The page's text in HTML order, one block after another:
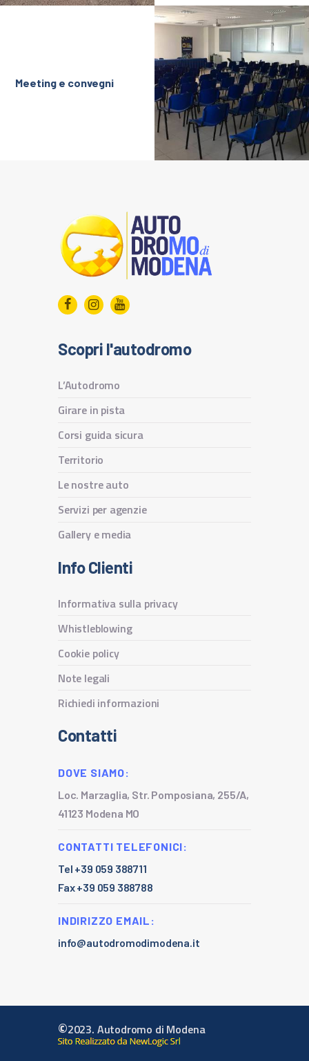
Meeting e convegni
Scopri l'autodromo
L’Autodromo
Girare in pista
Corsi guida sicura
Territorio
Le nostre auto
Servizi per agenzie
Gallery e media
Info Clienti
Informativa sulla privacy
Whistleblowing
Cookie policy
Note legali
Richiedi informazioni
Contatti
DOVE SIAMO:
Loc. Marzaglia, Str. Pomposiana, 255/A,
41123 Modena MO
CONTATTI TELEFONICI:
Tel +39 059 388711
Fax +39 059 388788
INDIRIZZO EMAIL:
info@autodromodimodena.it
©2023. Autodromo di Modena